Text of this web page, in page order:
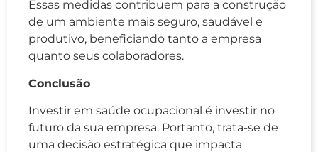
Essas medidas contribuem para a construção
de um ambiente mais seguro, saudável e
produtivo, beneficiando tanto a empresa
quanto seus colaboradores.
Conclusão
Investir em saúde ocupacional é investir no
futuro da sua empresa. Portanto, trata-se de
uma decisão estratégica que impacta